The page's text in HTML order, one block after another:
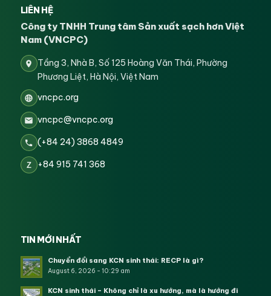
LIÊN HỆ
Công ty TNHH Trung tâm Sản xuất sạch hơn Việt
Nam (VNCPC)
Tầng 3, Nhà B, Số 125 Hoàng Văn Thái, Phường
Phương Liệt, Hà Nội, Việt Nam
vncpc.org
vncpc@vncpc.org
(+84 24) 3868 4849
Z +84 915 741 368
TIN MỚI NHẤT
Chuyển đổi sang KCN sinh thái: RECP là gì?
August 6, 2026 - 10:29 am
KCN sinh thái – Không chỉ là xu hướng, mà là hướng đi